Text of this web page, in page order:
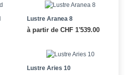
Lustre Aranea 8
à partir de CHF 1'539.00
Lustre Aries 10